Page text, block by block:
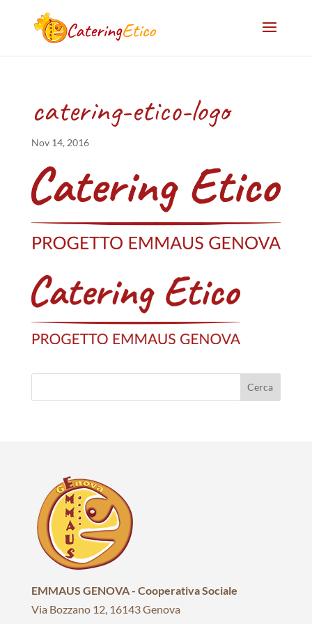
catering-etico-logo
Nov 14, 2016
EMMAUS GENOVA - Cooperativa Sociale
Via Bozzano 12, 16143 Genova